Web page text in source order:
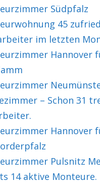
Südpfalz
45
im letzten
Hannover
– Schon 31
Hannover
Pulsnitz
14 aktive Monteure.